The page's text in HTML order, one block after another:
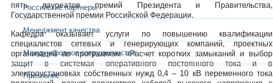
Российские партнеры
Менеджмент качества
Международное сотрудничество
Признание
пять лауреатов премий Президента и Правительства,
Государственной премии Российской Федерации.
Кафедра оказывает услуги по повышению квалификации
специалистов сетевых и генерирующих компаний, проектных
организаций по программам «Расчет коротких замыканий и выбор
защит в системах оперативного постоянного тока и в
электроустановках собственных нужд 0,4 – 10 кВ переменного тока